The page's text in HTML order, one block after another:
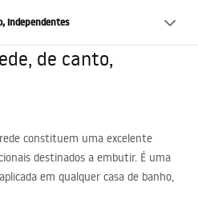
independentes
de canto,
constituem uma excelente
destinados a embutir. É uma
em qualquer casa de banho,